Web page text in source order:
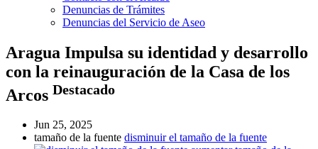
Denuncias de Trámites
Denuncias del Servicio de Aseo
Aragua Impulsa su identidad y desarrollo
con la reinauguración de la Casa de los
Arcos Destacado
Jun 25, 2025
tamaño de la fuente disminuir el tamaño de la fuente